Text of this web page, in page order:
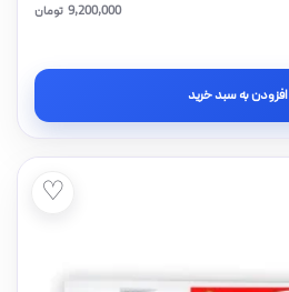
تومان 9,200,000
افزودن به سبد خرید
♡